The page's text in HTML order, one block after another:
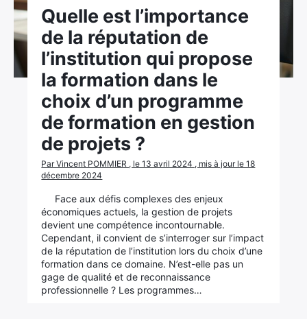
Quelle est l’importance
de la réputation de
l’institution qui propose
la formation dans le
choix d’un programme
de formation en gestion
de projets ?
Par Vincent POMMIER , le 13 avril 2024 , mis à jour le 18
décembre 2024
Face aux défis complexes des enjeux
économiques actuels, la gestion de projets
devient une compétence incontournable.
Cependant, il convient de s’interroger sur l’impact
de la réputation de l’institution lors du choix d’une
formation dans ce domaine. N’est-elle pas un
gage de qualité et de reconnaissance
professionnelle ? Les programmes…